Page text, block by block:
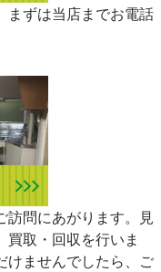
まずは当店までお電話
訪問にあがります。見
取・回収を行いま
けませんでしたら、ご